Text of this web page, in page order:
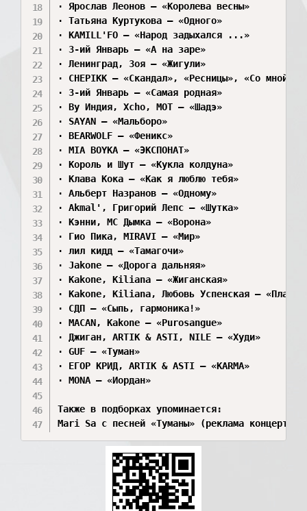
· Ярослав Леонов — «Королева весны»
· Татьяна Куртукова — «Одного»
· KAMILL'FO — «Народ задыхался ...»
· 3-ий Январь — «А на заре»
· Ленинград, Зоя — «Жигули»
· CHEPIKK — «Скандал», «Ресницы», «Со мной
· 3-ий Январь — «Самая родная»
· By Индия, Xcho, MOT — «Шадэ»
· SAYAN — «Мальборо»
· BEARWOLF — «Феникс»
· MIA BOYKA — «ЭКСПОНАТ»
· Король и Шут — «Кукла колдуна»
· Клава Кока — «Как я люблю тебя»
· Альберт Назранов — «Одному»
· Akmal', Григорий Лепс — «Шутка»
· Кэнни, МС Дымка — «Ворона»
· Гио Пика, MIRAVI — «Мир»
· лил кидд — «Тамагочи»
· Jakone — «Дорога дальняя»
· Kakone, Kiliana — «Жиганская»
· Kakone, Kiliana, Любовь Успенская —
· СДП — «Сыпь, гармоника!»
· MACAN, Kakone — «Purosangue»
· Джиган, ARTIK & ASTI, NILE — «Худи»
· GUF — «Туман»
· ЕГОР КРИД, ARTIK & ASTI — «KARMA»
· MONA — «Иордан»
Также в подборках упоминается:
Mari Sa с песней «Туманы» (реклама концерта).